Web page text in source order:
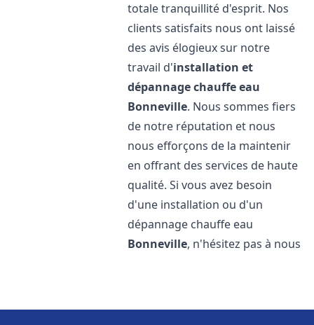
totale tranquillité d'esprit. Nos
clients satisfaits nous ont laissé
des avis élogieux sur notre
travail d'installation et
dépannage chauffe eau
Bonneville. Nous sommes fiers
de notre réputation et nous
nous efforçons de la maintenir
en offrant des services de haute
qualité. Si vous avez besoin
d'une installation ou d'un
dépannage chauffe eau
Bonneville, n'hésitez pas à nous